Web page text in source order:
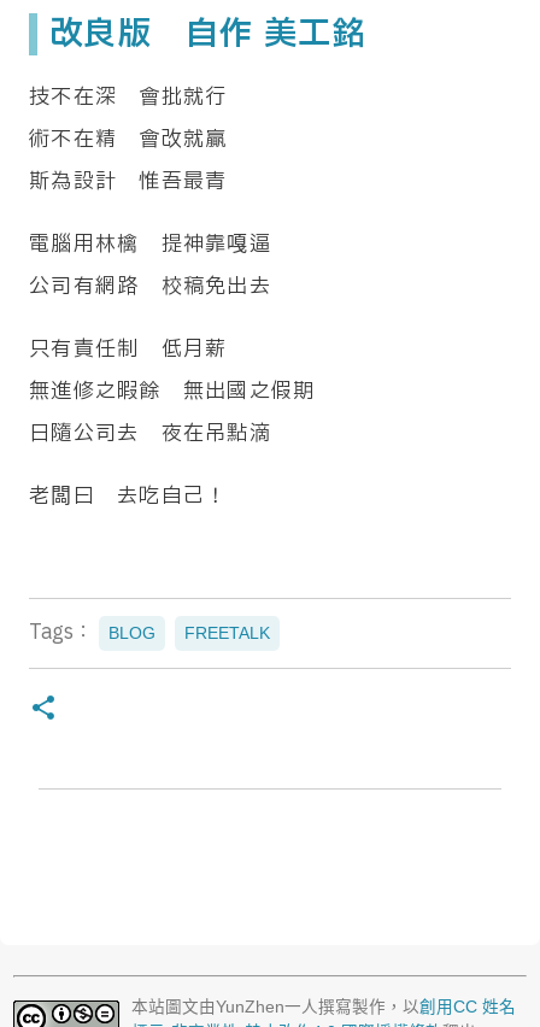
改良版 自作 美工銘
技不在深 會批就行
術不在精 會改就贏
斯為設計 惟吾最青
電腦用林檎 提神靠嘎逼
公司有網路 校稿免出去
只有責任制 低月薪
無進修之暇餘 無出國之假期
日隨公司去 夜在吊點滴
老闆曰 去吃自己！
Tags： BLOG FREETALK
本站圖文由YunZhen一人撰寫製作，以創用CC 姓名